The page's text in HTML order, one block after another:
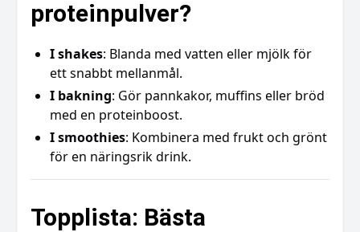
proteinpulver?
I shakes: Blanda med vatten eller mjölk för
ett snabbt mellanmål.
I bakning: Gör pannkakor, muffins eller bröd
med en proteinboost.
I smoothies: Kombinera med frukt och grönt
för en näringsrik drink.
Topplista: Bästa